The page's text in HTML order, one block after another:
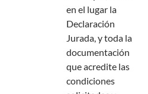
en el lugar la
Declaración
Jurada, y toda la
documentación
que acredite las
condiciones